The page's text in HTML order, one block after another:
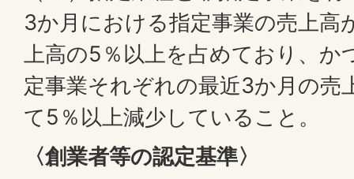
3か月における指定事業の売上高
上高の5％以上を占めており、か
定事業それぞれの最近3か月の売
て5％以上減少していること。
〈創業者等の認定基準〉